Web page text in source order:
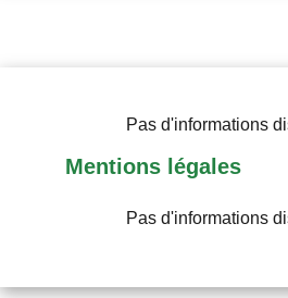
Pas d'informations
Mentions légales
Pas d'informations